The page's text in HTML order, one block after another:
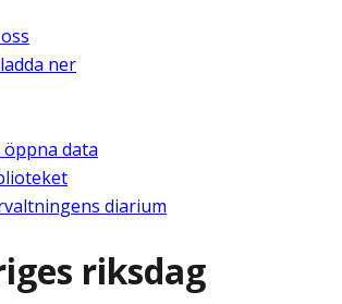
ner
öppna data
diarium
riksdag